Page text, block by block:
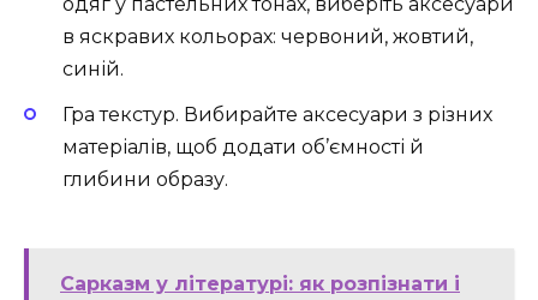
в яскравих кольорах: червоний, жовтий,
синій.
Гра текстур. Вибирайте аксесуари з різних
матеріалів, щоб додати об’ємності й
глибини образу.
Сарказм у літературі: як розпізнати і